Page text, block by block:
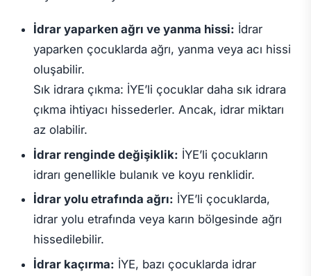
İdrar yaparken ağrı ve yanma hissi: İdrar
yaparken çocuklarda ağrı, yanma veya acı hissi
oluşabilir.
Sık idrara çıkma: İYE’li çocuklar daha sık idrara
çıkma ihtiyacı hissederler. Ancak, idrar miktarı
az olabilir.
İdrar renginde değişiklik: İYE’li çocukların
idrarı genellikle bulanık ve koyu renklidir.
İdrar yolu etrafında ağrı: İYE’li çocuklarda,
idrar yolu etrafında veya karın bölgesinde ağrı
hissedilebilir.
İdrar kaçırma: İYE, bazı çocuklarda idrar